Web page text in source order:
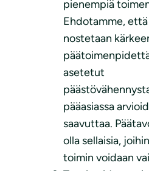
pienempiä
Ehdotamme,
nostetaan
asetetut
pääasiassa
saavuttaa.
olla sellaisia,
toimin voidaan